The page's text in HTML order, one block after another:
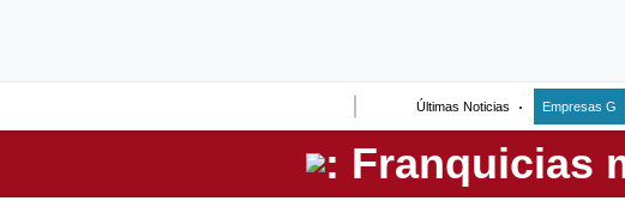
Últimas Noticias Empresas G
Perú